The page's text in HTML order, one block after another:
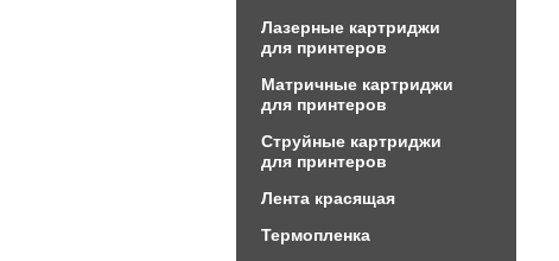
Лазерные картриджи
для принтеров
Матричные картриджи
для принтеров
Струйные картриджи
для принтеров
Лента красящая
Термопленка